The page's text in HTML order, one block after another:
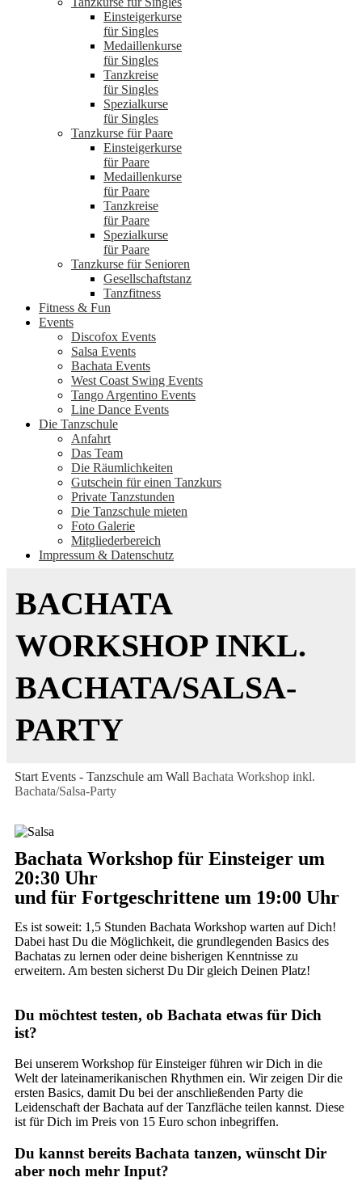
Einsteigerkurse
für Singles
Medaillenkurse
für Singles
Tanzkreise
für Singles
Spezialkurse
für Singles
Tanzkurse für Paare
Einsteigerkurse
für Paare
Medaillenkurse
für Paare
Tanzkreise
für Paare
Spezialkurse
für Paare
Tanzkurse für Senioren
Gesellschaftstanz
Tanzfitness
Fitness & Fun
Events
Discofox Events
Salsa Events
Bachata Events
West Coast Swing Events
Tango Argentino Events
Line Dance Events
Die Tanzschule
Anfahrt
Das Team
Die Räumlichkeiten
Gutschein für einen Tanzkurs
Private Tanzstunden
Die Tanzschule mieten
Foto Galerie
Mitgliederbereich
Impressum & Datenschutz
BACHATA
WORKSHOP INKL.
BACHATA/SALSA-
PARTY
Start Events - Tanzschule am Wall Bachata Workshop inkl.
Bachata/Salsa-Party
Bachata Workshop für Einsteiger um
20:30 Uhr
und für Fortgeschrittene um 19:00 Uhr
Es ist soweit: 1,5 Stunden Bachata Workshop warten auf Dich!
Dabei hast Du die Möglichkeit, die grundlegenden Basics des
Bachatas zu lernen oder deine bisherigen Kenntnisse zu
erweitern. Am besten sicherst Du Dir gleich Deinen Platz!
Du möchtest testen, ob Bachata etwas für Dich
ist?
Bei unserem Workshop für Einsteiger führen wir Dich in die
Welt der lateinamerikanischen Rhythmen ein. Wir zeigen Dir die
ersten Basics, damit Du bei der anschließenden Party die
Leidenschaft der Bachata auf der Tanzfläche teilen kannst. Diese
ist für Dich im Preis von 15 Euro schon inbegriffen.
Du kannst bereits Bachata tanzen, wünscht Dir
aber noch mehr Input?